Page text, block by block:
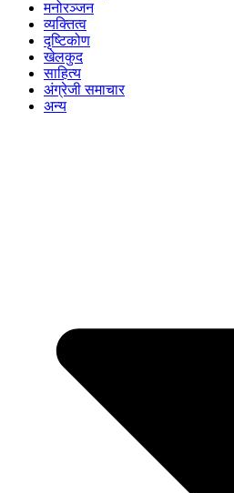
मनोरञ्जन
व्यक्तित्व
दृष्टिकोण
खेलकुद
साहित्य
अंग्रेजी समाचार
अन्य